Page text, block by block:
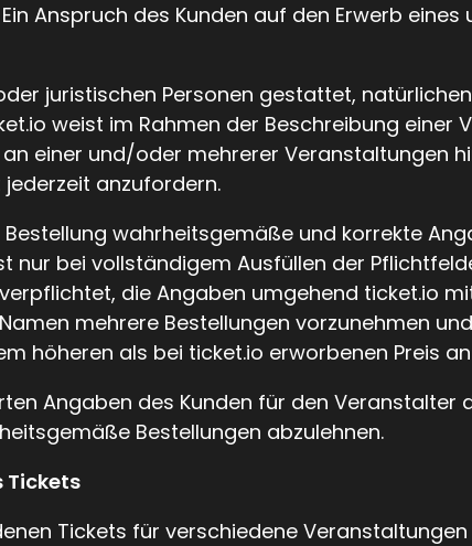
Anspruch des Kunden auf den Erwerb
juristischen Personen gestattet,
weist im Rahmen der Beschreibung einer
einer und/oder mehrerer Veranstaltungen
anzufordern.
wahrheitsgemäße und korrekte
nur bei vollständigem Ausfüllen der
die Angaben umgehend ticket.io
mehrere Bestellungen vorzunehmen
höheren als bei ticket.io erworbenen Preis
Angaben des Kunden für den
Bestellungen abzulehnen.
Tickets
Tickets für verschiedene